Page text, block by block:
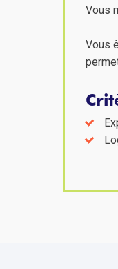
Vous
Vous